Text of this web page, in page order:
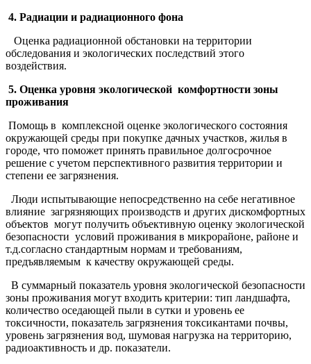
4. Радиации и радиационного фона
Оценка радиационной обстановки на территории
обследования и экологических последствий этого
воздействия.
5. Оценка уровня экологической комфортности зоны
проживания
Помощь в комплексной оценке экологического состояния
окружающей среды при покупке дачных участков, жилья в
городе, что поможет принять правильное долгосрочное
решение с учетом перспективного развития территории и
степени ее загрязнения.
Люди испытывающие непосредственно на себе негативное
влияние загрязняющих производств и других дискомфортных
объектов могут получить объективную оценку экологической
безопасности условий проживания в микрорайоне, районе и
т.д.согласно стандартным нормам и требованиям,
предъявляемым к качеству окружающей среды.
В суммарный показатель уровня экологической безопасности
зоны проживания могут входить критерии: тип ландшафта,
количество оседающей пыли в сутки и уровень ее
токсичности, показатель загрязнения токсикантами почвы,
уровень загрязнения вод, шумовая нагрузка на территорию,
радиоактивность и др. показатели.